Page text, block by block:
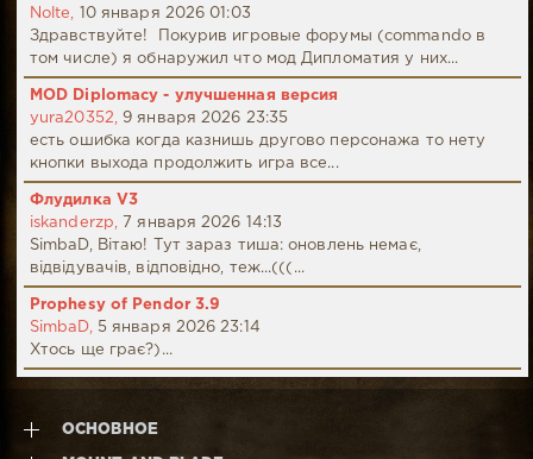
Nolte,
10 января 2026 01:03
Здравствуйте! Покурив игровые форумы (commando в
том числе) я обнаружил что мод Дипломатия у них...
MOD Diplomacy - улучшенная версия
yura20352, 9 января 2026 23:35
есть ошибка когда казнишь другово персонажа то нету
кнопки выхода продолжить игра все...
Флудилка V3
iskanderzp, 7 января 2026 14:13
SimbaD, Вітаю! Тут зараз тиша: оновлень немає,
відвідувачів, відповідно, теж...(((...
Prophesy of Pendor 3.9
SimbaD, 5 января 2026 23:14
Хтось ще грає?)...
ОСНОВНОЕ